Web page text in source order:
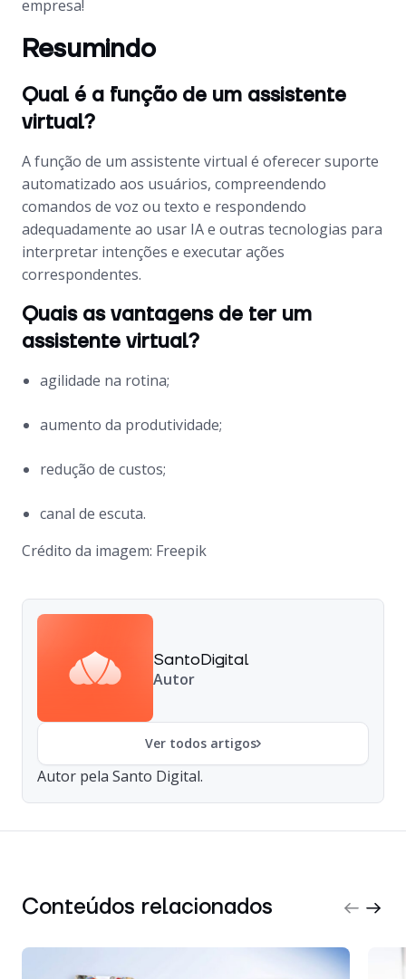
empresa!
Resumindo
Qual é a função de um assistente
virtual?
A função de um assistente virtual é oferecer suporte
automatizado aos usuários, compreendendo
comandos de voz ou texto e respondendo
adequadamente ao usar IA e outras tecnologias para
interpretar intenções e executar ações
correspondentes.
Quais as vantagens de ter um
assistente virtual?
agilidade na rotina;
aumento da produtividade;
redução de custos;
canal de escuta.
Crédito da imagem: Freepik
SantoDigital
Autor
Ver todos artigos
Autor pela Santo Digital.
Conteúdos relacionados